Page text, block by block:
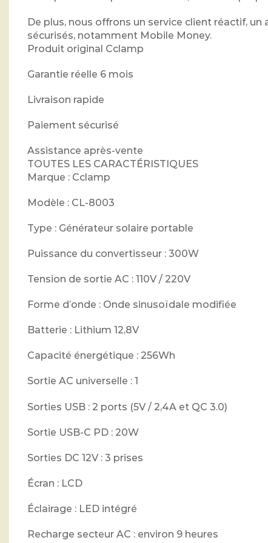
De plus, nous offrons un service client réactif,
sécurisés, notamment Mobile Money.
Produit original Cclamp
Garantie réelle 6 mois
Livraison rapide
Paiement sécurisé
Assistance après-vente
TOUTES LES CARACTÉRISTIQUES
Marque : Cclamp
Modèle : CL-8003
Type : Générateur solaire portable
Puissance du convertisseur : 300W
Tension de sortie AC : 110V / 220V
Forme d’onde : Onde sinusoïdale modifiée
Batterie : Lithium 12,8V
Capacité énergétique : 256Wh
Sortie AC universelle : 1
Sorties USB : 2 ports (5V / 2,4A et QC 3.0)
Sortie USB-C PD : 20W
Sorties DC 12V : 3 prises
Écran : LCD
Éclairage : LED intégré
Recharge secteur AC : environ 9 heures